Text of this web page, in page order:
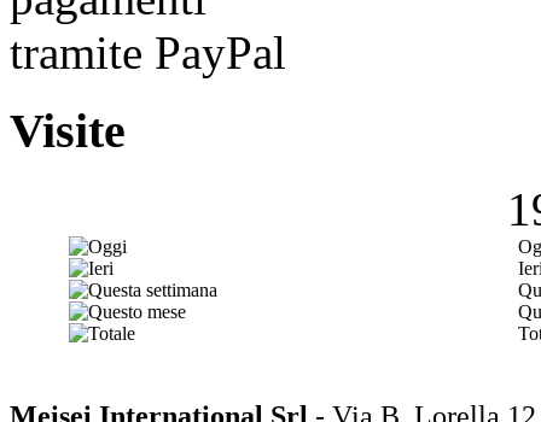
Visite
Meisei International Srl - Via B. Lorella